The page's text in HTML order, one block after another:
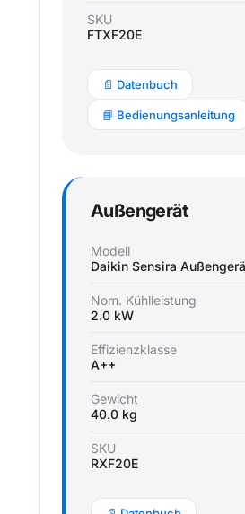
SKU
FTXF20E
📄 Datenbuch
📘 Bedienungsanleitung
Außengerät
Modell
Daikin Sensira
Nom. Kühlleistung
2.0 kW
Effizienzklasse
A++
Gewicht
40.0 kg
SKU
RXF20E